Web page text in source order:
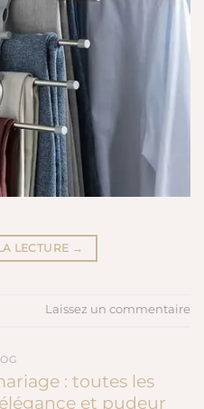
LECTURE →
Laissez un commentaire
: toutes les
et pudeur